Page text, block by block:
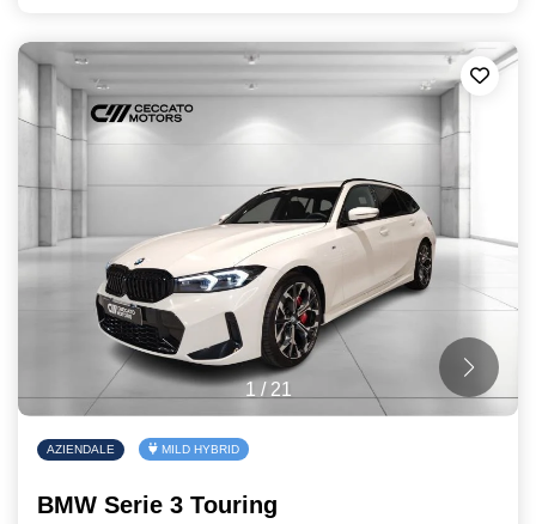
1 / 21
AZIENDALE MILD HYBRID
BMW Serie 3 Touring